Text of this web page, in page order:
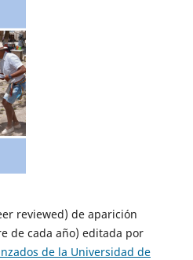
reviewed) de aparición
de cada año) editada por
de la Universidad de